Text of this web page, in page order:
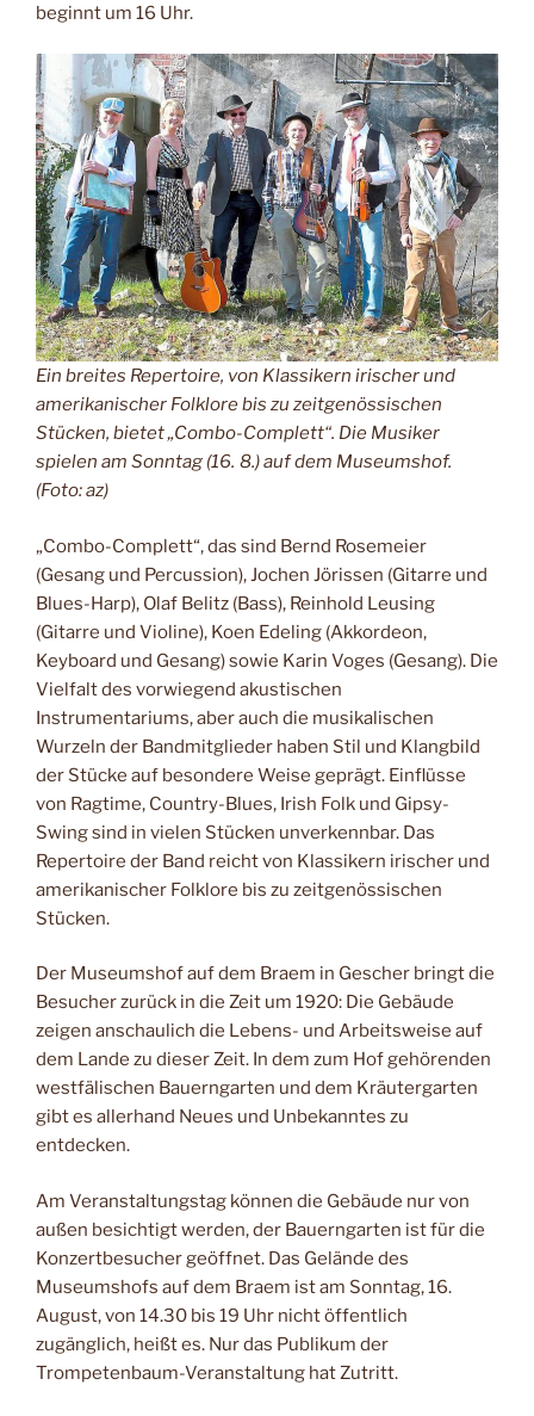
beginnt um 16 Uhr.
Ein breites Repertoire, von Klassikern irischer und
amerikanischer Folklore bis zu zeitgenössischen
Stücken, bietet „Combo-Complett“. Die Musiker
spielen am Sonntag (16. 8.) auf dem Museumshof.
(Foto: az)
„Combo-Complett“, das sind Bernd Rosemeier
(Gesang und Percussion), Jochen Jörissen (Gitarre und
Blues-Harp), Olaf Belitz (Bass), Reinhold Leusing
(Gitarre und Violine), Koen Edeling (Akkordeon,
Keyboard und Gesang) sowie Karin Voges (Gesang). Die
Vielfalt des vorwiegend akustischen
Instrumentariums, aber auch die musikalischen
Wurzeln der Bandmitglieder haben Stil und Klangbild
der Stücke auf besondere Weise geprägt. Einflüsse
von Ragtime, Country-Blues, Irish Folk und Gipsy-
Swing sind in vielen Stücken unverkennbar. Das
Repertoire der Band reicht von Klassikern irischer und
amerikanischer Folklore bis zu zeitgenössischen
Stücken.
Der Museumshof auf dem Braem in Gescher bringt die
Besucher zurück in die Zeit um 1920: Die Gebäude
zeigen anschaulich die Lebens- und Arbeitsweise auf
dem Lande zu dieser Zeit. In dem zum Hof gehörenden
westfälischen Bauerngarten und dem Kräutergarten
gibt es allerhand Neues und Unbekanntes zu
entdecken.
Am Veranstaltungstag können die Gebäude nur von
außen besichtigt werden, der Bauerngarten ist für die
Konzertbesucher geöffnet. Das Gelände des
Museumshofs auf dem Braem ist am Sonntag, 16.
August, von 14.30 bis 19 Uhr nicht öffentlich
zugänglich, heißt es. Nur das Publikum der
Trompetenbaum-Veranstaltung hat Zutritt.